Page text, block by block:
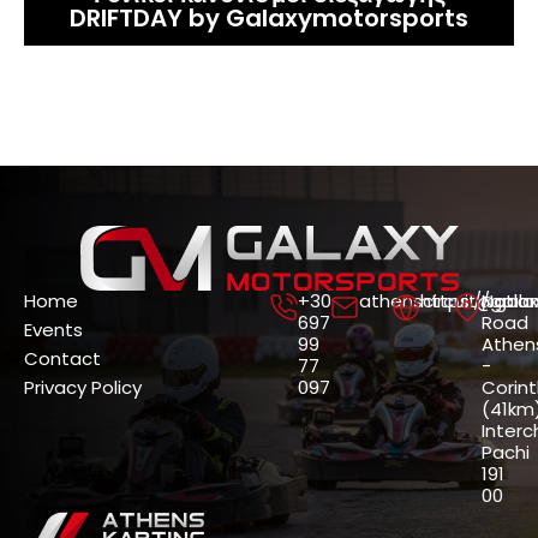
DRIFTDAY by Galaxymotorsports
Home
Events
Contact
Privacy Policy
+30
697
99
77
097
https://
Road
-
Pachi
191
00